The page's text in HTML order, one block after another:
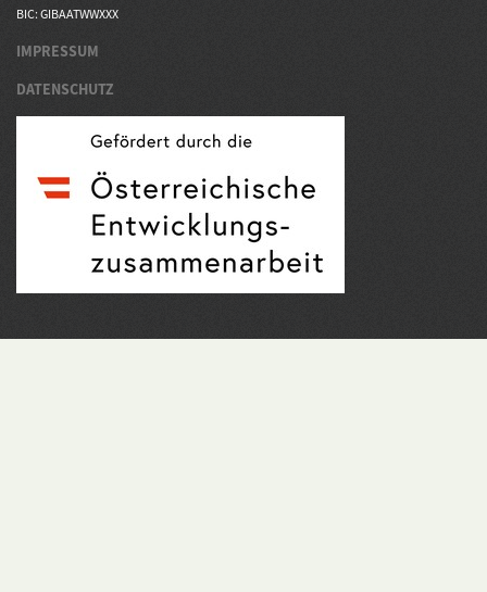
BIC: GIBAATWWXXX
IMPRESSUM
DATENSCHUTZ